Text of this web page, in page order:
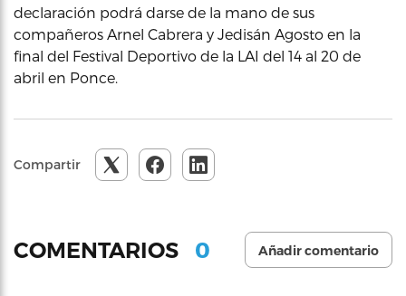
declaración podrá darse de la mano de sus
compañeros Arnel Cabrera y Jedisán Agosto en la
final del Festival Deportivo de la LAI del 14 al 20 de
abril en Ponce.
Compartir
COMENTARIOS 0 Añadir comentario